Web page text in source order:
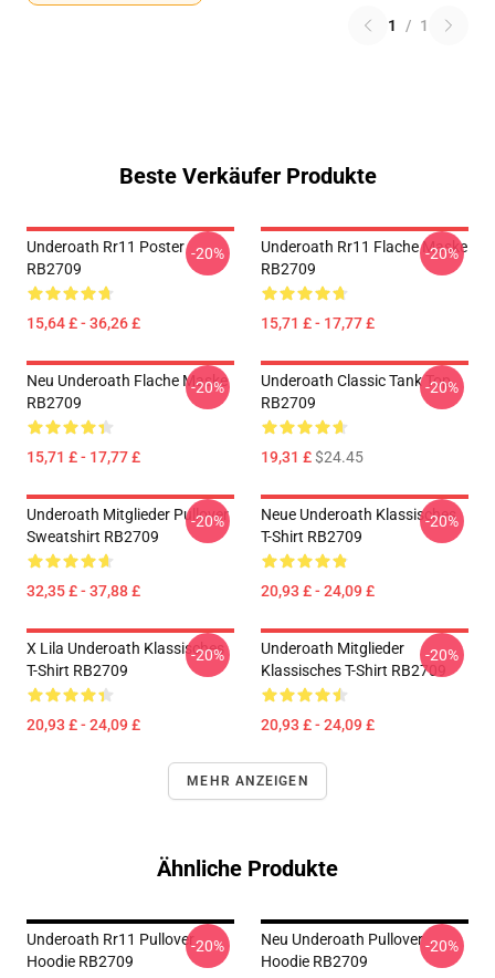
1 / 1
Beste Verkäufer Produkte
Underoath Rr11 Poster
RB2709
15,64 £ - 36,26 £
-20%
Underoath Rr11 Flache Maske
RB2709
15,71 £ - 17,77 £
-20%
Neu Underoath Flache Maske
RB2709
15,71 £ - 17,77 £
-20%
Underoath Classic Tank Top
RB2709
19,31 £$24.45
-20%
Underoath Mitglieder Pullover
Sweatshirt RB2709
32,35 £ - 37,88 £
-20%
Neue Underoath Klassisches
T-Shirt RB2709
20,93 £ - 24,09 £
-20%
X Lila Underoath Klassisches
T-Shirt RB2709
20,93 £ - 24,09 £
-20%
Underoath Mitglieder
Klassisches T-Shirt RB2709
20,93 £ - 24,09 £
-20%
MEHR ANZEIGEN
Ähnliche Produkte
Underoath Rr11 Pullover
Hoodie RB2709
-20%
Neu Underoath Pullover
Hoodie RB2709
-20%